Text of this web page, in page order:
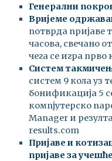
Генерални
Вријеме
потврда пријаве
часова, свечано
чега се игра прво
Систем
систем 9 кола уз
бонификација 5
компјутерско
Manager и
results.com
Пријаве и
пријаве за